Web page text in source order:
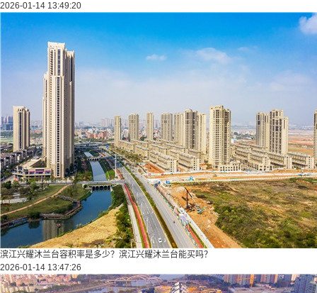
2026-01-14 13:49:20
滨江兴耀沐兰台容积率是多少？滨江兴耀沐兰台能买吗？
2026-01-14 13:47:26